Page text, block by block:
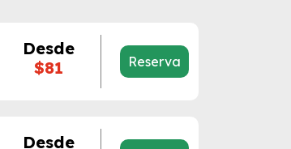
Desde
$81
Reserva
Desde